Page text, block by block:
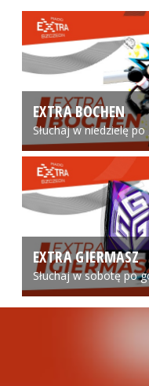
EXTRA BOCHEN
Słuchaj w niedzielę
EXTRA GIERMASZ
Słuchaj w sobotę po